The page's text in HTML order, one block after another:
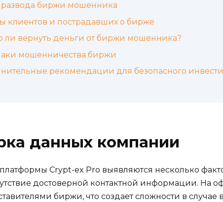
развода биржи мошенника
клиентов и пострадавших о бирже
ли вернуть деньги от биржи мошенника?
мошенничества биржи
рекомендации для безопасного
данных компании
Crypt-ex Pro выявляются несколько
достоверной контактной информации. На
биржи, что создает сложности в